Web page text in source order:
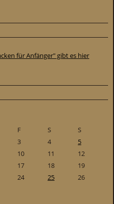
für Anfänger" gibt es hier
F S
S
3 4
5
10 11
12
17 18
19
24 25
26